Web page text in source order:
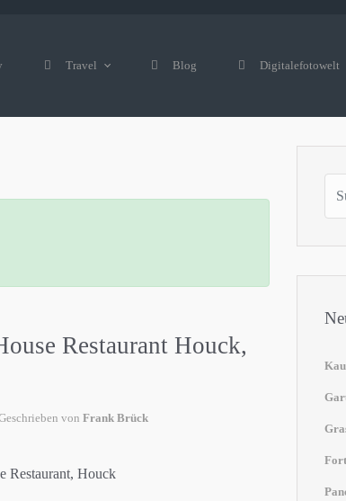
Travel Blog Digitalefotowelt
Restaurant Houck,
von Frank Brück